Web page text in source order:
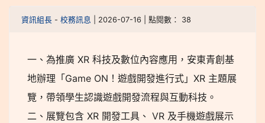
資訊組長 - 校務訊息 | 2026-07-16 | 點閱數： 38
一、為推廣 XR 科技及數位內容應用，安東青創基
地辦理「Game ON！遊戲開發進行式」XR 主題展
覽，帶領學生認識遊戲開發流程與互動科技。
二、展覽包含 XR 開發工具、 VR 及手機遊戲展示